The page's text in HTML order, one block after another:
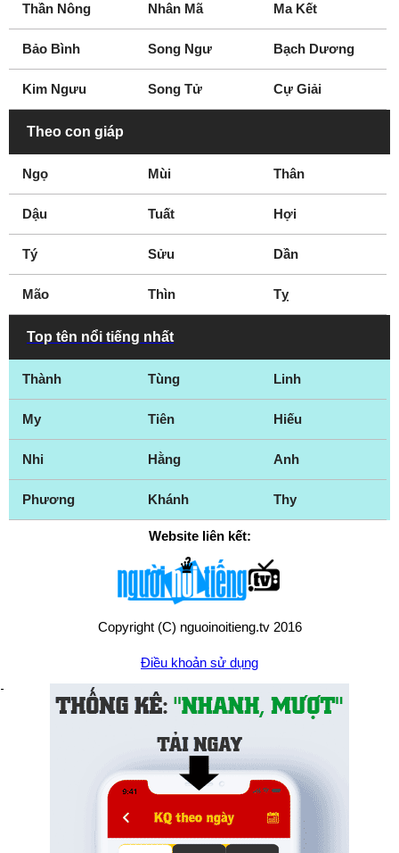
Thần Nông Nhân Mã Ma Kết
Bảo Bình Song Ngư Bạch Dương
Kim Ngưu Song Tử Cự Giải
Theo con giáp
Ngọ Mùi Thân
Dậu Tuất Hợi
Tý Sửu Dần
Mão Thìn Tỵ
Top tên nổi tiếng nhất
Thành Tùng Linh
My Tiên Hiếu
Nhi Hằng Anh
Phương Khánh Thy
Website liên kết:
Copyright (C) nguoinoitieng.tv 2016
Điều khoản sử dụng
Chính sách quyền riêng tư
mail.nguoinoitieng.tv@gmail.com